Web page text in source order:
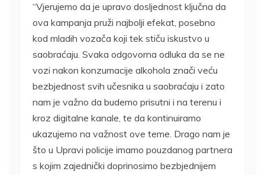
“Vjerujemo da je upravo dosljednost ključna da
ova kampanja pruži najbolji efekat, posebno
kod mladih vozača koji tek stiču iskustvo u
saobraćaju. Svaka odgovorna odluka da se ne
vozi nakon konzumacije alkohola znači veću
bezbjednost svih učesnika u saobraćaju i zato
nam je važno da budemo prisutni i na terenu i
kroz digitalne kanale, te da kontinuiramo
ukazujemo na važnost ove teme. Drago nam je
što u Upravi policije imamo pouzdanog partnera
s kojim zajednički doprinosimo bezbjednijem